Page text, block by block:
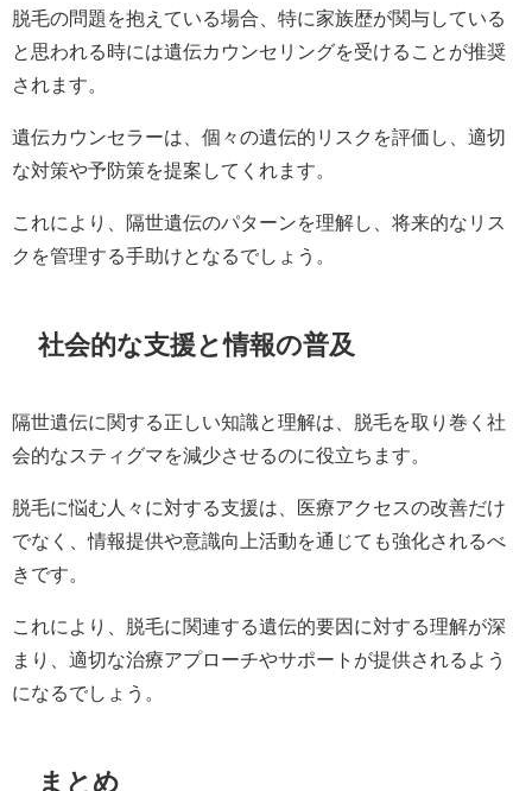
脱毛の問題を抱えている場合、特に家族歴が関与している
と思われる時には遺伝カウンセリングを受けることが推奨
されます。
遺伝カウンセラーは、個々の遺伝的リスクを評価し、適切
な対策や予防策を提案してくれます。
これにより、隔世遺伝のパターンを理解し、将来的なリス
クを管理する手助けとなるでしょう。
社会的な支援と情報の普及
隔世遺伝に関する正しい知識と理解は、脱毛を取り巻く社
会的なスティグマを減少させるのに役立ちます。
脱毛に悩む人々に対する支援は、医療アクセスの改善だけ
でなく、情報提供や意識向上活動を通じても強化されるべ
きです。
これにより、脱毛に関連する遺伝的要因に対する理解が深
まり、適切な治療アプローチやサポートが提供されるよう
になるでしょう。
まとめ